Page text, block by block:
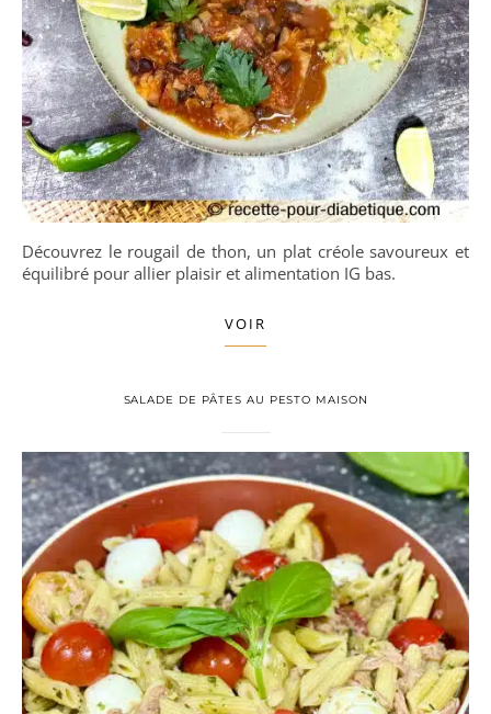
Découvrez le rougail de thon, un plat créole savoureux et
équilibré pour allier plaisir et alimentation IG bas.
VOIR
SALADE DE PÂTES AU PESTO MAISON